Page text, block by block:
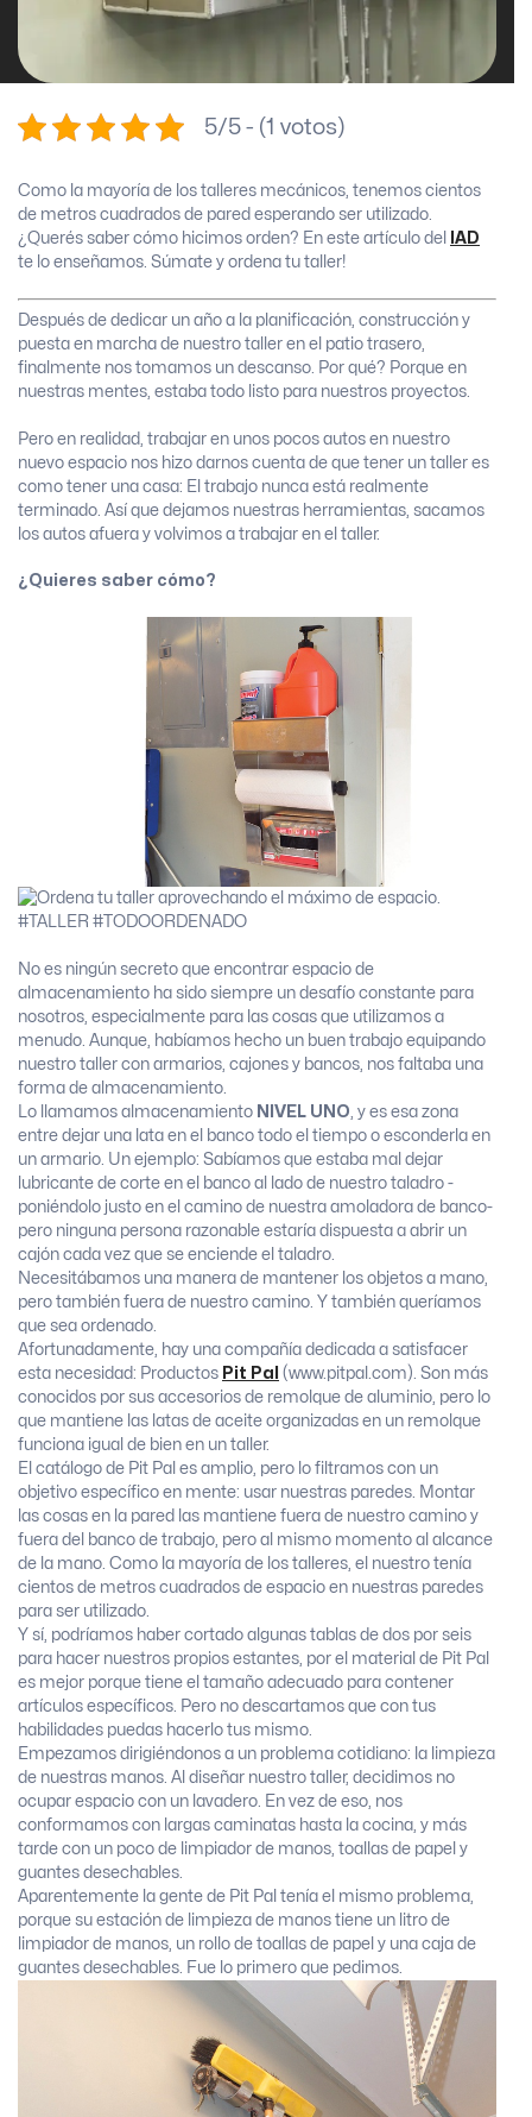
5/5 - (1 votos)
Como la mayoría de los talleres mecánicos, tenemos cientos
de metros cuadrados de pared esperando ser utilizado.
¿Querés saber cómo hicimos orden? En este artículo del
IAD
te lo enseñamos. Súmate y ordena tu taller!
Después de dedicar un año a la planificación, construcción y
puesta en marcha de nuestro taller en el patio trasero,
finalmente nos tomamos un descanso. Por qué? Porque en
nuestras mentes, estaba todo listo para nuestros proyectos.
Pero en realidad, trabajar en unos pocos autos en nuestro
nuevo espacio nos hizo darnos cuenta de que tener un taller es
como tener una casa: El trabajo nunca está realmente
terminado. Así que dejamos nuestras herramientas, sacamos
los autos afuera y volvimos a trabajar en el taller.
¿Quieres saber cómo?
No es ningún secreto que encontrar espacio de
almacenamiento ha sido siempre un desafío constante para
nosotros, especialmente para las cosas que utilizamos a
menudo. Aunque, habíamos hecho un buen trabajo equipando
nuestro taller con armarios, cajones y bancos, nos faltaba una
forma de almacenamiento.
Lo llamamos almacenamiento NIVEL UNO , y es esa zona
entre dejar una lata en el banco todo el tiempo o esconderla en
un armario. Un ejemplo: Sabíamos que estaba mal dejar
lubricante de corte en el banco al lado de nuestro taladro -
poniéndolo justo en el camino de nuestra amoladora de banco-
pero ninguna persona razonable estaría dispuesta a abrir un
cajón cada vez que se enciende el taladro.
Necesitábamos una manera de mantener los objetos a mano,
pero también fuera de nuestro camino. Y también queríamos
que sea ordenado.
Afortunadamente, hay una compañía dedicada a satisfacer
esta necesidad: Productos Pit Pal
(www.pitpal.com). Son más
conocidos por sus accesorios de remolque de aluminio, pero lo
que mantiene las latas de aceite organizadas en un remolque
funciona igual de bien en un taller.
El catálogo de Pit Pal es amplio, pero lo filtramos con un
objetivo específico en mente: usar nuestras paredes. Montar
las cosas en la pared las mantiene fuera de nuestro camino y
fuera del banco de trabajo, pero al mismo momento al alcance
de la mano. Como la mayoría de los talleres, el nuestro tenía
cientos de metros cuadrados de espacio en nuestras paredes
para ser utilizado.
Y sí, podríamos haber cortado algunas tablas de dos por seis
para hacer nuestros propios estantes, por el material de Pit Pal
es mejor porque tiene el tamaño adecuado para contener
artículos específicos. Pero no descartamos que con tus
habilidades puedas hacerlo tus mismo.
Empezamos dirigiéndonos a un problema cotidiano: la limpieza
de nuestras manos. Al diseñar nuestro taller, decidimos no
ocupar espacio con un lavadero. En vez de eso, nos
conformamos con largas caminatas hasta la cocina, y más
tarde con un poco de limpiador de manos, toallas de papel y
guantes desechables.
Aparentemente la gente de Pit Pal tenía el mismo problema,
porque su estación de limpieza de manos tiene un litro de
limpiador de manos, un rollo de toallas de papel y una caja de
guantes desechables. Fue lo primero que pedimos.